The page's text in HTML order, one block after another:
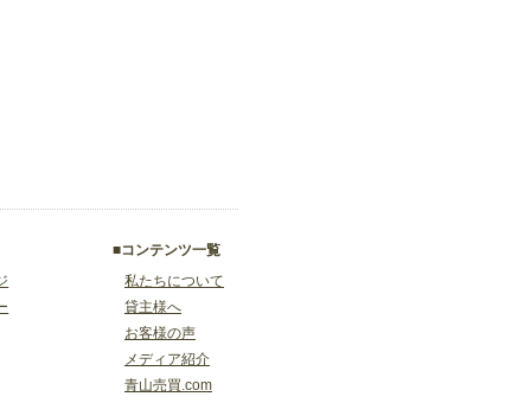
■コンテンツ一覧
私たちについて
貸主様へ
お客様の声
メディア紹介
青山売買.com